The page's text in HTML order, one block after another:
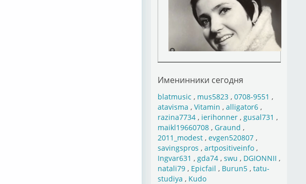
Именинники сегодня
blatmusic , mus5823, 0708-9551 ,
atavisma , Vitamin , alligator6,
razina7734, ierihonner, gusal731 ,
maikl19660708, Graund ,
2011_modest, evgen520807,
savingspros , artpositiveinfo,
Ingvar631 , gda74, swu , DGIONNII ,
natali79, Epicfail , Burun5, tatu-
studiya , Kudo